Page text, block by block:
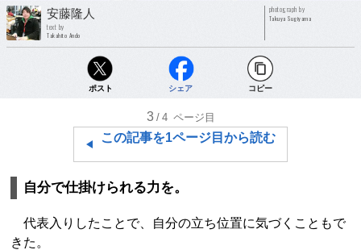
安藤隆人
text by
Takahito Ando
photograph by
Takuya Sugiyama
ポスト シェア コピー
3 /4 ページ目
この記事を1ページ目から読む
自分で仕掛けられる力を。
代表入りしたことで、自分の立ち位置に気づくこともで
きた。